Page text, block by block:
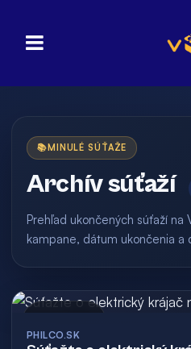
📚 MINULÉ SÚŤAŽE
Archív súťaží
Prehľad ukončených súťaží na
kampane, dátum ukončenia a
PHILCO.SK